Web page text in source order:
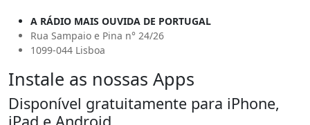
A RÁDIO MAIS OUVIDA DE PORTUGAL
Rua Sampaio e Pina n° 24/26
1099-044 Lisboa
Instale as nossas Apps
Disponível gratuitamente para iPhone,